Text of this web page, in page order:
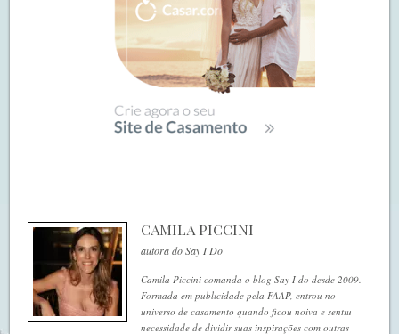
CAMILA PICCINI
autora do Say I Do
Camila Piccini comanda o blog Say I do desde 2009.
Formada em publicidade pela FAAP, entrou no
universo de casamento quando ficou noiva e sentiu
necessidade de dividir suas inspirações com outras